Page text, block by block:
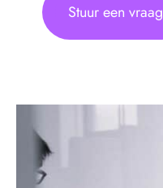
Stuur een vraag